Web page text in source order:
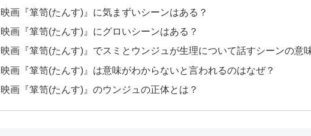
映画『箪笥(たんす)』に気まずいシーンはある？
映画『箪笥(たんす)』にグロいシーンはある？
映画『箪笥(たんす)』でスミとウンジュが生理について話すシーンの意
映画『箪笥(たんす)』は意味がわからないと言われるのはなぜ？
映画『箪笥(たんす)』のウンジュの正体とは？